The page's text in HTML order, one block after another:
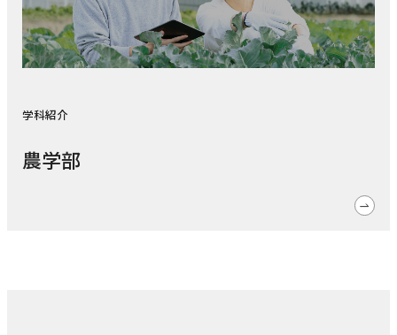
学科紹介
農学部